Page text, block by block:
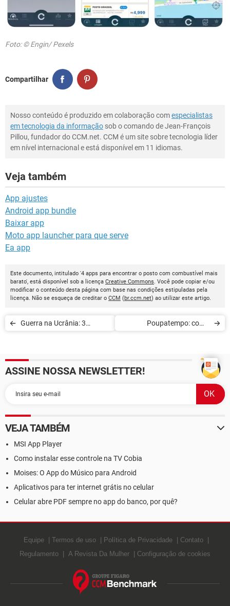
Foto: © Engin/ Pexels
Compartilhar
Nosso conteúdo é produzido em colaboração comespecialistas
em tecnologia da informação sob o comando de Jean-François
Pillou, fundador do CCM.net. CCM é um site sobre tecnologia líder
em nível internacional e está disponível em 11 idiomas.
Veja também
App ajustes
Android app bundle
Baixar app
Moto app launcher para que serve
Ea app
Este documento, intitulado '4 apps para encontrar o posto com combustível mais
barato', está disponível sob a licença Creative Commons. Você pode copiar e/ou
modificar o conteúdo desta página com base nas condições estipuladas pela
licença. Não se esqueça de creditar o CCM (br.ccm.net) ao utilizar este artigo.
Guerra na Ucrânia: 3
Poupatempo: como
ou site
ASSINE NOSSA NEWSLETTER!
VEJA TAMBÉM
MSI App Player
Como instalar esse controle na TV Cobia
Moises: O App do Músico para Android
Aplicativos para ter internet grátis no celular
Celular abre PDF sempre no app do banco, por quê?
Equipe Termos de uso Política de Privacidade
Contato
Regulamento
A Revista Da Mulher Configuração de cookies